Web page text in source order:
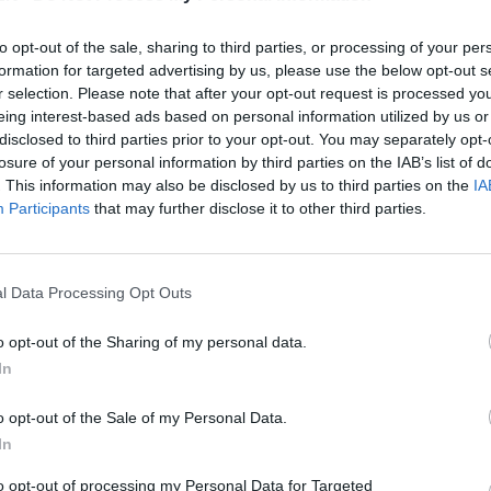
opt-out of the sale, sharing to third parties, or processing of your
for targeted advertising by us, please use the below opt-out
selection. Please note that after your opt-out request is processed
interest-based ads based on personal information utilized by us
to third parties prior to your opt-out. You may separately
of your personal information by third parties on the IAB’s list of
This information may also be disclosed by us to third parties on the
Participants that may further disclose it to other third parties.
Data Processing Opt Outs
opt-out of the Sharing of my personal data.
opt-out of the Sale of my Personal Data.
opt-out of processing my Personal Data for Targeted
Lo paró a la verónica sin demasiado lucimiento,
chicuelinas. A Castella le gustan las embestidas
que pronto se iba a acabar, se puso en los medios
Hizo un ajustado pase cambiado por la
vez por detrás. El tendido se calentó. Avivó la
largo con la derecha. Ni lo templó, ni lo cargó en
para que el público disfrutara. Castella sabía
El toro de Salvador Domecq sacó a relucir la falta
arrimó como si su vida no valiera un duro. Se la
un parón el toro lo cogió. Le levantó las zapatillas
la cornada.
muslos los pitones. Lo mató bien y cortó las dos
Con el sexto, tuvo pocas opciones. Se quedó cortó
cogerlo del pecho, por lo que solo pudo estar
salvó la tarde, pero sin que el aficionado se